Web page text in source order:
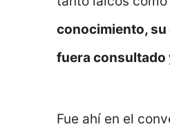
conocimiento, su
fuera consultado
Fue ahí en el